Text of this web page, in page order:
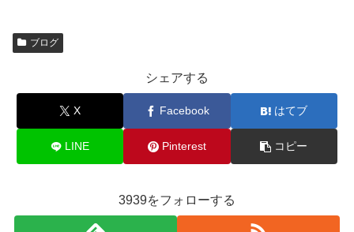
ブログ
シェアする
X Facebook はてブ
LINE Pinterest コピー
3939をフォローする